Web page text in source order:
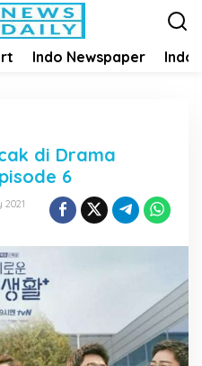
Indo Newspaper Indo
di Drama
6